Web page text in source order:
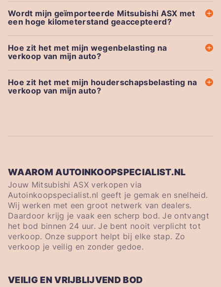
Wordt mijn geïmporteerde Mitsubishi ASX met
een hoge kilometerstand geaccepteerd?
Hoe zit het met mijn wegenbelasting na
verkoop van mijn auto?
Hoe zit het met mijn houderschapsbelasting na
verkoop van mijn auto?
WAAROM AUTOINKOOPSPECIALIST.NL
Jouw Mitsubishi ASX verkopen via
Autoinkoopspecialist.nl geeft je gemak en snelheid.
Wij werken met een groot netwerk van dealers.
Daardoor krijg je vaak een scherp bod. Je ontvangt
het bod binnen 24 uur. Je bent nooit verplicht tot
verkoop. Onze support helpt bij elke stap. Zo
verkoop je veilig en zonder gedoe.
VEILIG EN VRIJBLIJVEND BOD